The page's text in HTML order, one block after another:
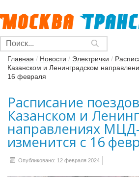
Главная / Новости / Электрички /
Казанском и Ленинградском
16 февраля
Расписание
Казанском и
направлениях
изменится с 16
Опубликовано: 12 февраля 2024